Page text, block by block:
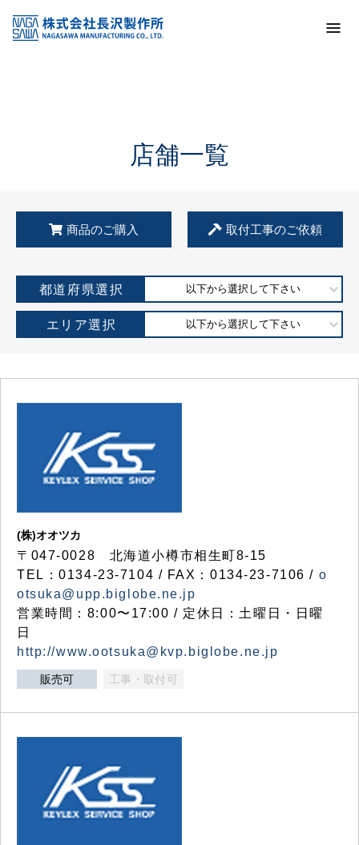
KSS加盟店・取扱店情報
店舗一覧
店舗一覧
商品のご購入 取付工事のご依頼
都道府県選択 以下から選択して下さい
エリア選択 以下から選択して下さい
(株)オオツカ
〒047-0028 北海道小樽市相生町8-15
TEL：0134-23-7104 / FAX：0134-23-7106 / o
otsuka@upp.biglobe.ne.jp
営業時間：8:00〜17:00 / 定休日：土曜日・日曜
日
http://www.ootsuka@kvp.biglobe.ne.jp
販売可 工事・取付可